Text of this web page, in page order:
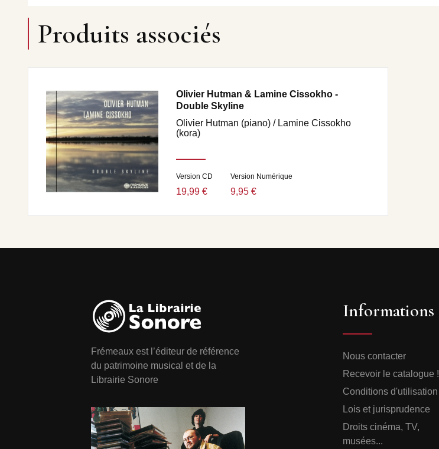
Produits associés
Olivier Hutman & Lamine Cissokho -
Double Skyline
Olivier Hutman (piano) / Lamine Cissokho
(kora)
Version CD
19,99 €
Version Numérique
9,95 €
Frémeaux est l’éditeur de référence
du patrimoine musical et de la
Librairie Sonore
Informations
Nous contacter
Recevoir le catalogue !
Conditions d'utilisation
Lois et jurisprudence
Droits cinéma, TV,
musées...